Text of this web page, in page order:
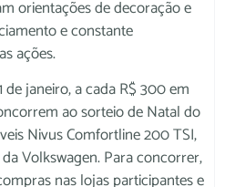
orientações de decoração e
e constante
ações.
de janeiro, a cada R$ 300 em
ao sorteio de Natal do
Nivus Comfortline 200 TSI,
Volkswagen. Para concorrer,
nas lojas participantes e